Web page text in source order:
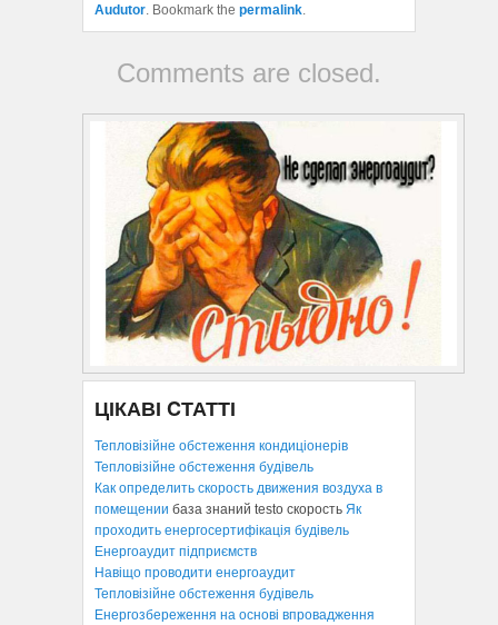
Audutor. Bookmark the permalink.
Comments are closed.
ЦІКАВІ CТАТТІ
Тепловізійне обстеження кондиціонерів
Тепловізійне обстеження будівель
Как определить скорость движения воздуха в
помещении база знаний testo скорость Як
проходить енергосертифікація будівель
Енергоаудит підприємств
Навіщо проводити енергоаудит
Тепловізійне обстеження будівель
Енергозбереження на основі впровадження